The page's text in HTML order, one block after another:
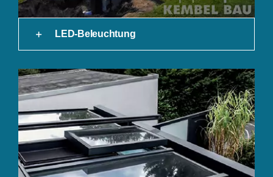
LED-Beleuchtung